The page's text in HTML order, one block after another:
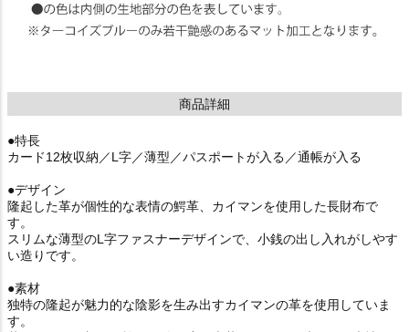
商品詳細
●特長
カード12枚収納／L字／薄型／パスポートが入る／通帳が入る
●デザイン
隆起した革が個性的な表情の鰐革、カイマンを使用した長財布で
す。
スリムな薄型のL字ファスナーデザインで、小銭の出し入れがしやす
い造りです。
●素材
独特の隆起が魅力的な陰影を生み出すカイマンの革を使用していま
す。